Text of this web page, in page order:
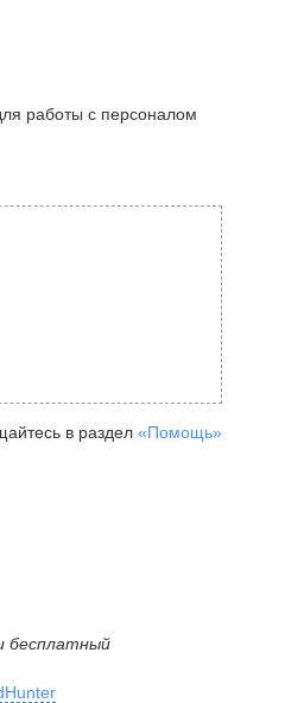
работы с персоналом
в раздел «Помощь»
бесплатный